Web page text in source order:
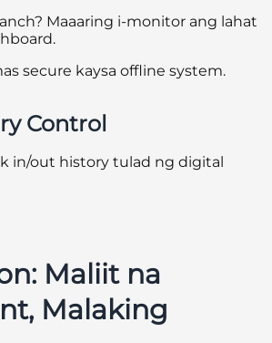
Maaaring i-monitor ang lahat
secure kaysa offline system.
Control
in/out history tulad ng digital
Maliit na
Malaking